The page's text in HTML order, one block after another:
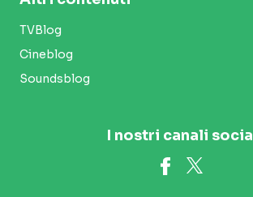
TVBlog
Cineblog
Soundsblog
I nostri canali